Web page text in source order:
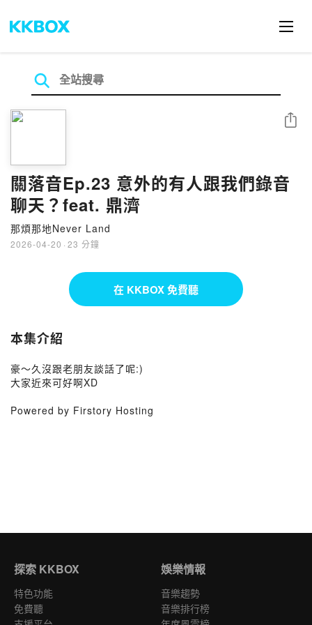
關落音Ep.23 意外的有人跟我們錄音
聊天？feat. 鼎濟
那煩那地Never Land
2026-04-20 · 23 分鐘
分享
在 KKBOX 免費聽
本集介紹
豪～久沒跟老朋友談話了呢:)
大家近來可好啊XD
Powered by Firstory Hosting
探索 KKBOX
特色功能
免費聽
娛樂情報
音樂趨勢
音樂排行榜